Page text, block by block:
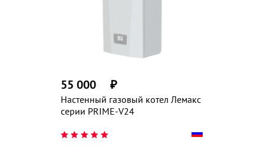
Настенный газовый котел Лемакс
серии PRIME-V24
55 000 ₽